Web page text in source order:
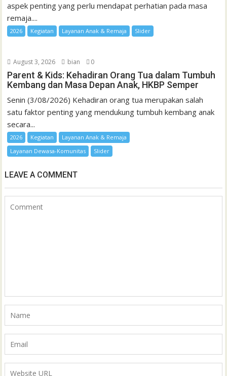
aspek penting yang perlu mendapat perhatian pada masa
remaja....
2026 Kegiatan Layanan Anak & Remaja Slider
August 3, 2026 bian 0
Parent & Kids: Kehadiran Orang Tua dalam Tumbuh
Kembang dan Masa Depan Anak, HKBP Semper
Senin (3/08/2026) Kehadiran orang tua merupakan salah
satu faktor penting yang mendukung tumbuh kembang anak
secara...
2026 Kegiatan
Layanan Anak & Remaja
Layanan Dewasa-Komunitas
Slider
LEAVE A COMMENT